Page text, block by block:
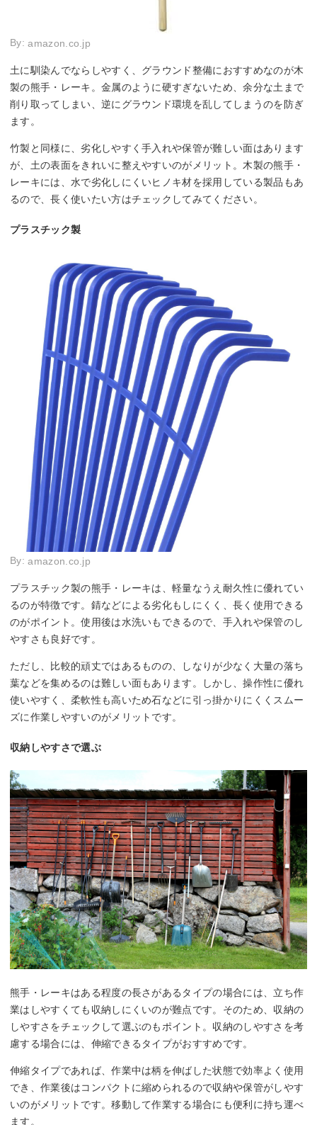
By:amazon.co.jp
土に馴染んでならしやすく、グラウンド整備におすすめなのが木
製の熊手・レーキ。金属のように硬すぎないため、余分な土まで
削り取ってしまい、逆にグラウンド環境を乱してしまうのを防ぎ
ます。
竹製と同様に、劣化しやすく手入れや保管が難しい面はあります
が、土の表面をきれいに整えやすいのがメリット。木製の熊手・
レーキには、水で劣化しにくいヒノキ材を採用している製品もあ
るので、長く使いたい方はチェックしてみてください。
プラスチック製
By:amazon.co.jp
プラスチック製の熊手・レーキは、軽量なうえ耐久性に優れてい
るのが特徴です。錆などによる劣化もしにくく、長く使用できる
のがポイント。使用後は水洗いもできるので、手入れや保管のし
やすさも良好です。
ただし、比較的頑丈ではあるものの、しなりが少なく大量の落ち
葉などを集めるのは難しい面もあります。しかし、操作性に優れ
使いやすく、柔軟性も高いため石などに引っ掛かりにくくスムー
ズに作業しやすいのがメリットです。
収納しやすさで選ぶ
熊手・レーキはある程度の長さがあるタイプの場合には、立ち作
業はしやすくても収納しにくいのが難点です。そのため、収納の
しやすさをチェックして選ぶのもポイント。収納のしやすさを考
慮する場合には、伸縮できるタイプがおすすめです。
伸縮タイプであれば、作業中は柄を伸ばした状態で効率よく使用
でき、作業後はコンパクトに縮められるので収納や保管がしやす
いのがメリットです。移動して作業する場合にも便利に持ち運べ
ます。